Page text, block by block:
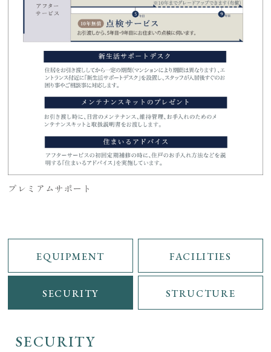
プレミアムサポート
EQUIPMENT FACILITIES
SECURITY STRUCTURE
SECURITY